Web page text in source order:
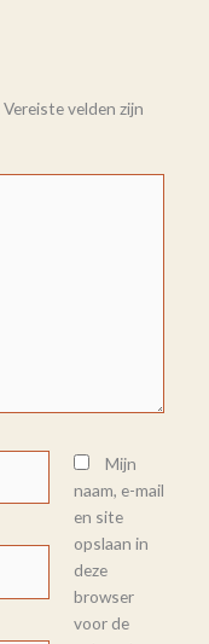
Vereiste velden zijn
Mijn
naam, e-mail
en site
opslaan in
deze
browser
voor de